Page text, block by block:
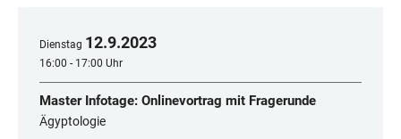
Dienstag 12.9.2023
16:00 - 17:00 Uhr
Master Infotage: Onlinevortrag mit Fragerunde
Ägyptologie